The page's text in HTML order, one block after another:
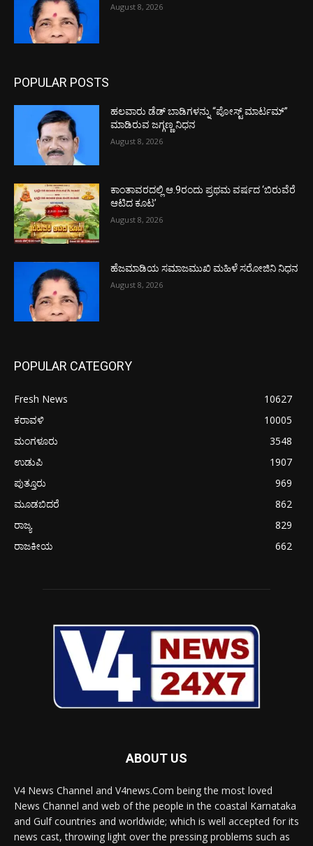
August 8, 2026
POPULAR POSTS
ಹಲವಾರು ಡೆಡ್ ಬಾಡಿಗಳನ್ನು “ಪೋಸ್ಟ್ ಮಾರ್ಟಮ್”
ಮಾಡಿರುವ ಜಗ್ಗಣ್ಣ ನಿಧನ
August 8, 2026
ಕಾಂತಾವರದಲ್ಲಿ ಆ.9ರಂದು ಪ್ರಥಮ ವರ್ಷದ ‘ಬಿರುವೆರೆ
ಆಟಿದ ಕೂಟ’
August 8, 2026
ಹೆಜಮಾಡಿಯ ಸಮಾಜಮುಖಿ ಮಹಿಳೆ ಸರೋಜಿನಿ ನಿಧನ
August 8, 2026
POPULAR CATEGORY
Fresh News
10627
ಕರಾವಳಿ
10005
ಮಂಗಳೂರು
3548
ಉಡುಪಿ
1907
ಪುತ್ತೂರು
969
ಮೂಡಬಿದರೆ
862
ರಾಜ್ಯ
829
ರಾಜಕೀಯ
662
ABOUT US
V4 News Channel and V4news.Com being the most loved
News Channel and web of the people in the coastal Karnataka
and Gulf countries and worldwide; which is well accepted for its
news cast, throwing light over the pressing problems such as